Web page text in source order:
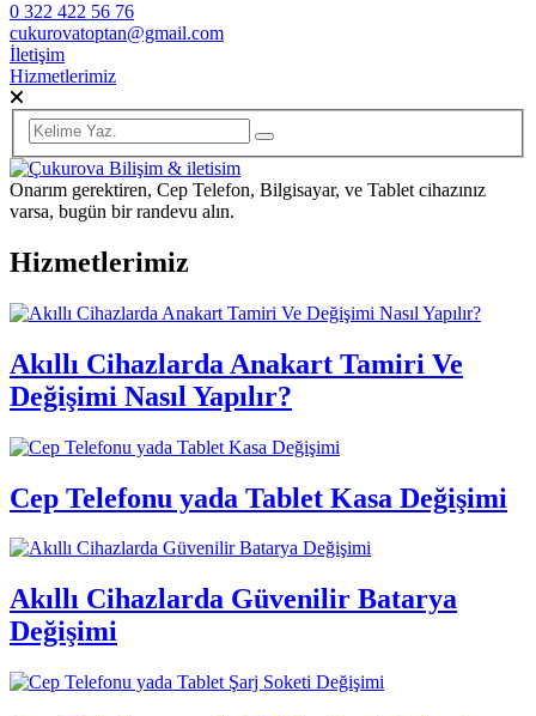
0 322 422 56 76
cukurovatoptan@gmail.com
İletişim
Hizmetlerimiz
Onarım gerektiren, Cep Telefon, Bilgisayar, ve Tablet cihazınız
varsa, bugün bir randevu alın.
Hizmetlerimiz
Akıllı Cihazlarda Anakart Tamiri Ve
Değişimi Nasıl Yapılır?
Cep Telefonu yada Tablet Kasa Değişimi
Akıllı Cihazlarda Güvenilir Batarya
Değişimi